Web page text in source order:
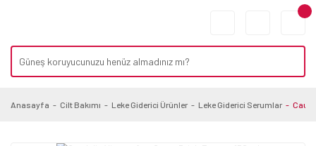
Anasayfa Cilt Bakımı Leke Giderici Ürünler Leke Giderici Serumlar